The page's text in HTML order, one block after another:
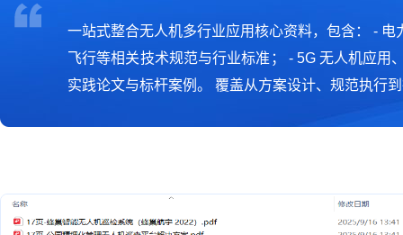
一站式整合无人机多行业应用核心资料，包含： -
飞行等相关技术规范与行业标准； - 5G 无人机应
实践论文与标杆案例。 覆盖从方案设计、规范执行